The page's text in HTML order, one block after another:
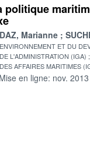
politique
Marianne
ET DU
L'ADMINISTRATION (IGA)
AFFAIRES MARITIMES
Mise en ligne: nov. 2013